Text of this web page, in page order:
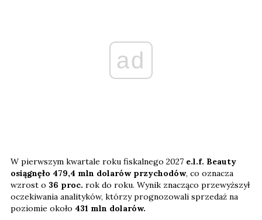
ad
W pierwszym kwartale roku fiskalnego 2027 e.l.f. Beauty
osiągnęło 479,4 mln dolarów przychodów, co oznacza
wzrost o 36 proc. rok do roku. Wynik znacząco przewyższył
oczekiwania analityków, którzy prognozowali sprzedaż na
poziomie około 431 mln dolarów.